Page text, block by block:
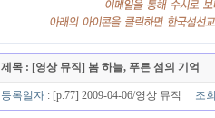
제목 : [영상 뮤직] 봄 하늘, 푸른 섬의 기억
등록일자 : [p.77] 2009-04-06/영상 뮤직 조회